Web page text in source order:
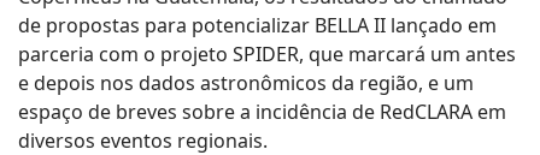
de propostas para potencializar BELLA II lançado em
parceria com o projeto SPIDER, que marcará um antes
e depois nos dados astronômicos da região, e um
espaço de breves sobre a incidência de RedCLARA em
diversos eventos regionais.